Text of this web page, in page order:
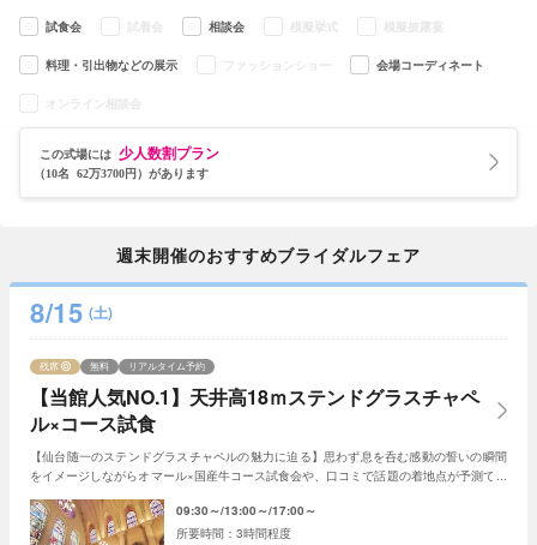
試食会 試着会 相談会 模擬挙式 模擬披露宴
料理・引出物などの展示 ファッションショー 会場コーディネート
オンライン相談会
この式場には 少人数割プラン
（10名 62万3700円）があります
週末開催のおすすめブライダルフェア
8/15 (土)
【当館人気NO.1】天井高18ｍステンドグラスチャペ
ル×コース試食
残席 無料 リアルタイム予約
【仙台随一のステンドグラスチャペルの魅力に迫る】思わず息を呑む感動の誓いの瞬間
をイメージしながらオマール×国産牛コース試食会や、口コミで話題の着地点が予測でき
09:30～ 13:00～ 17:00～
3時間程度